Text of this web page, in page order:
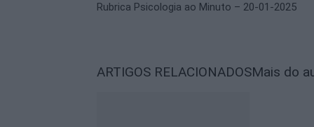
Rubrica Psicologia ao Minuto – 20-01-2025
ARTIGOS RELACIONADOSMais do